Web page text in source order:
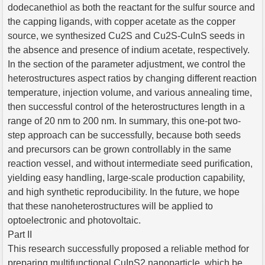
dodecanethiol as both the reactant for the sulfur source and
the capping ligands, with copper acetate as the copper
source, we synthesized Cu2S and Cu2S-CuInS seeds in
the absence and presence of indium acetate, respectively.
In the section of the parameter adjustment, we control the
heterostructures aspect ratios by changing different reaction
temperature, injection volume, and various annealing time,
then successful control of the heterostructures length in a
range of 20 nm to 200 nm. In summary, this one-pot two-
step approach can be successfully, because both seeds
and precursors can be grown controllably in the same
reaction vessel, and without intermediate seed purification,
yielding easy handling, large-scale production capability,
and high synthetic reproducibility. In the future, we hope
that these nanoheterostructures will be applied to
optoelectronic and photovoltaic.
Part II
This research successfully proposed a reliable method for
preparing multifunctional CuInS2 nanoparticle, which be